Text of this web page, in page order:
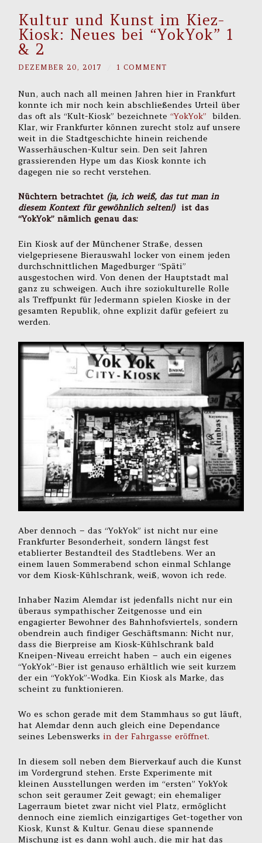
Kultur und Kunst im Kiez-
Kiosk: Neues bei “YokYok” 1
& 2
DEZEMBER 20, 2017 1 COMMENT
Nun, auch nach all meinen Jahren hier in Frankfurt
konnte ich mir noch kein abschließendes Urteil über
das oft als “Kult-Kiosk” bezeichnete“YokYok” bilden.
Klar, wir Frankfurter können zurecht stolz auf unsere
weit in die Stadtgeschichte hinein reichende
Wasserhäuschen-Kultur sein. Den seit Jahren
grassierenden Hype um das Kiosk konnte ich
dagegen nie so recht verstehen.
Nüchtern betrachtet (ja, ich weiß, das tut man in
diesem Kontext für gewöhnlich selten!)ist das
“YokYok” nämlich genau das:
Ein Kiosk auf der Münchener Straße, dessen
vielgepriesene Bierauswahl locker von einem jeden
durchschnittlichen Magedburger “Späti”
ausgestochen wird. Von denen der Hauptstadt mal
ganz zu schweigen. Auch ihre soziokulturelle Rolle
als Treffpunkt für Jedermann spielen Kioske in der
gesamten Republik, ohne explizit dafür gefeiert zu
werden.
Aber dennoch – das “YokYok” ist nicht nur eine
Frankfurter Besonderheit, sondern längst fest
etablierter Bestandteil des Stadtlebens. Wer an
einem lauen Sommerabend schon einmal Schlange
vor dem Kiosk-Kühlschrank, weiß, wovon ich rede.
Inhaber Nazim Alemdar ist jedenfalls nicht nur ein
überaus sympathischer Zeitgenosse und ein
engagierter Bewohner des Bahnhofsviertels, sondern
obendrein auch findiger Geschäftsmann: Nicht nur,
dass die Bierpreise am Kiosk-Kühlschrank bald
Kneipen-Niveau erreicht haben – auch ein eigenes
“YokYok”-Bier ist genauso erhältlich wie seit kurzem
der ein “YokYok”-Wodka. Ein Kiosk als Marke, das
scheint zu funktionieren.
Wo es schon gerade mit dem Stammhaus so gut läuft,
hat Alemdar denn auch gleich eine Dependance
seines Lebenswerks in der Fahrgasse eröffnet.
In diesem soll neben dem Bierverkauf auch die Kunst
im Vordergrund stehen. Erste Experimente mit
kleinen Ausstellungen werden im “ersten” YokYok
schon seit geraumer Zeit gewagt; ein ehemaliger
Lagerraum bietet zwar nicht viel Platz, ermöglicht
dennoch eine ziemlich einzigartiges Get-together von
Kiosk, Kunst & Kultur. Genau diese spannende
Mischung ist es dann wohl auch, die mir hat das